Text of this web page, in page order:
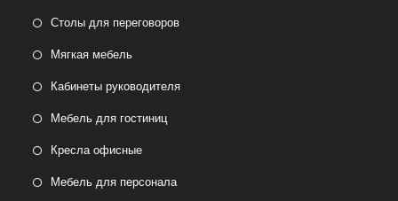
Столы для переговоров
Мягкая мебель
Кабинеты руководителя
Мебель для гостиниц
Кресла офисные
Мебель для персонала